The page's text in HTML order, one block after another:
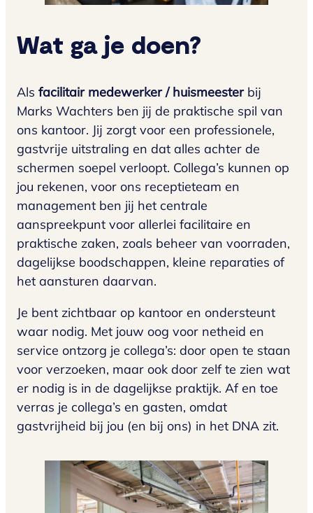
Wat ga je doen?
Als facilitair medewerker / huismeesterbij
Marks Wachters ben jij de praktische spil van
ons kantoor. Jij zorgt voor een professionele,
gastvrije uitstraling en dat alles achter de
schermen soepel verloopt. Collega’s kunnen op
jou rekenen, voor ons receptieteam en
management ben jij het centrale
aanspreekpunt voor allerlei facilitaire en
praktische zaken, zoals beheer van voorraden,
dagelijkse boodschappen, kleine reparaties of
het aansturen daarvan.
Je bent zichtbaar op kantoor en ondersteunt
waar nodig. Met jouw oog voor netheid en
service ontzorg je collega’s: door open te staan
voor verzoeken, maar ook door zelf te zien wat
er nodig is in de dagelijkse praktijk. Af en toe
verras je collega’s en gasten, omdat
gastvrijheid bij jou (en bij ons) in het DNA zit.